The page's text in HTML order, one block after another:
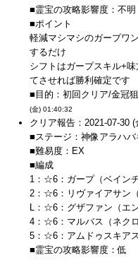
■霊宝の攻略影響度：不明
■ポイント
軽減マシマシのガープワ
するだけ
シフトはガープスキル+
てさせれば勝利確定です
■目的：初回クリア/金冠
(金) 01:40:32
クリア報告：2021-07-30
■ステージ：神像アラハバ
■難易度：EX
■編成
1：☆6：ガープ（ベイン
2：☆6：リヴァイアサン
L：☆6：グザファン（エ
4：☆6：マルバス（ネクロ
5：☆6：アムドゥスキア
■霊宝の攻略影響度：低